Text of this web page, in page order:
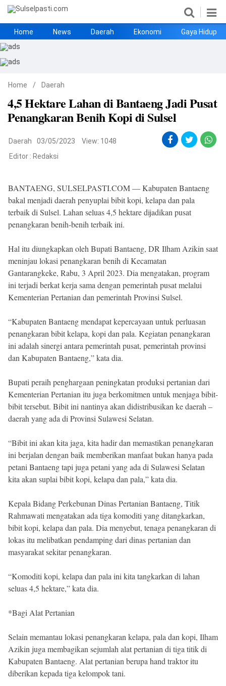
Home
News
Daerah
Ekonomi
Gaya Hidup
Kesehatan
Metro
Nasional
Hukrim
Olahraga
Politik
UMKM
Opini
Copyright
2026
Sulselpasti.com
.
All
Reserved
Home News Daerah Ekonomi Gaya Hidup
Home / Daerah
4,5 Hektare Lahan di Bantaeng Jadi Pusat
Penangkaran Benih Kopi di Sulsel
Daerah 03/05/2023
View: 1048
Editor : Redaksi
BANTAENG, SULSELPASTI.COM — Kabupaten Bantaeng
bakal menjadi daerah penyuplai bibit kopi, kelapa dan pala
terbaik di Sulsel. Lahan seluas 4,5 hektare dijadikan pusat
penangkaran benih-benih terbaik ini.
Hal itu diungkapkan oleh Bupati Bantaeng, DR Ilham Azikin saat
meninjau lokasi penangkaran benih di Kecamatan
Gantarangkeke, Rabu, 3 April 2023. Dia mengatakan, program
ini terjadi berkat kerja sama dengan pemerintah pusat melalui
Kementerian Pertanian dan pemerintah Provinsi Sulsel.
“Kabupaten Bantaeng mendapat kepercayaan untuk perluasan
penangkaran bibit kelapa, kopi dan pala. Kegiatan penangkaran
ini adalah sinergi antara pemerintah pusat, pemerintah provinsi
dan Kabupaten Bantaeng,” kata dia.
Bupati peraih penghargaan peningkatan produksi pertanian dari
Kementerian Pertanian itu juga berkomitmen untuk menjaga bibit-
bibit tersebut. Bibit ini nantinya akan didistribusikan ke daerah –
daerah yang ada di Provinsi Sulawesi Selatan.
“Bibit ini akan kita jaga, kita hadir dan memastikan penangkaran
ini berjalan dengan baik memberikan manfaat bukan hanya pada
petani Bantaeng tapi juga petani yang ada di Sulawesi Selatan
kita akan suplai bibit kopi, kelapa dan pala,” kata dia.
Kepala Bidang Perkebunan Dinas Pertanian Bantaeng, Titik
Rahmawati mengatakan ada tiga komoditi yang ditangkarkan,
bibit kopi, kelapa dan pala. Dia menyebut, tenaga penangkaran di
lokas itu melibatkan pendamping dari dinas pertanian dan
masyarakat sekitar penangkaran.
“Komoditi kopi, kelapa dan pala ini kita tangkarkan di lahan
seluas 4,5 hektare,” kata dia.
*Bagi Alat Pertanian
Selain memantau lokasi penangkaran kelapa, pala dan kopi, Ilham
Azikin juga membagikan sejumlah alat pertanian di tiga titik di
Kabupaten Bantaeng. Alat pertanian berupa hand traktor itu
diberikan kepada tiga kelompok tani.